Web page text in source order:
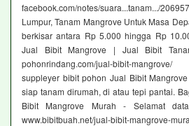
facebook.com/notes/suara...tanam.../
Lumpur, Tanam Mangrove Untuk Masa
berkisar antara Rp 5.000 hingga Rp
Jual Bibit Mangrove | Jual Bibit
pohonrindang.com/jual-bibit-
suppleyer bibit pohon Jual Bibit
siap tanam dirumah, di atau tepi pantai.
Bibit Mangrove Murah - Selamat
www.bibitbuah.net/jual-bibit-mangrove-